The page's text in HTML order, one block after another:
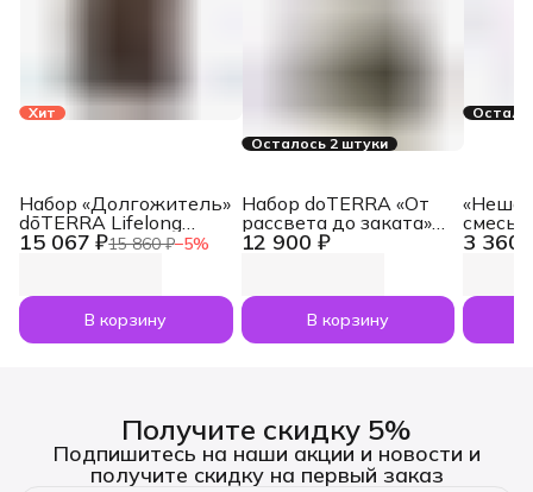
Хит
15 067 ₽15 860 ₽−5%
Набор «Долгожитель»
dōTERRA Lifelong
Vitality Pack, 3x120
В корзину
Осталось 2 штуки
12 900 ₽
Набор doTERRA «От
рассвета до заката»
увлажнитель воздуха
по 5 мл
В корзину
3 360
смесь
Получите скидку 5%
Подпишитесь на наши акции и новости и
получите скидку на первый заказ